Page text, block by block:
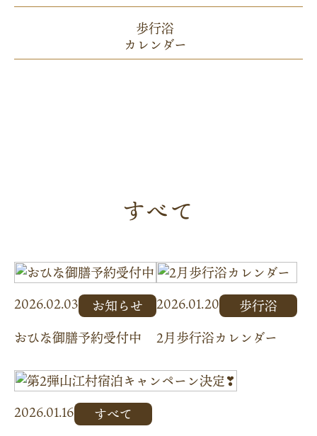
歩行浴
カレンダー
すべて
2026.02.03
お知らせ
おひな御膳予約受付中
2026.01.20
歩行浴
2月歩行浴カレンダー
2026.01.16
すべて